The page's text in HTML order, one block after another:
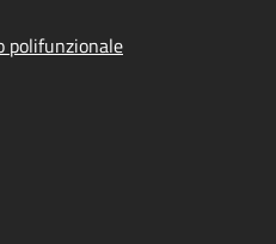
polifunzionale